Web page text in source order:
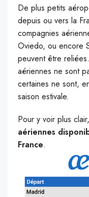
De plus petits
depuis ou vers la
compagnies
Oviedo, ou encore
peuvent être
aériennes ne sont
certaines ne sont,
saison estivale.
Pour y voir plus
aériennes
France.